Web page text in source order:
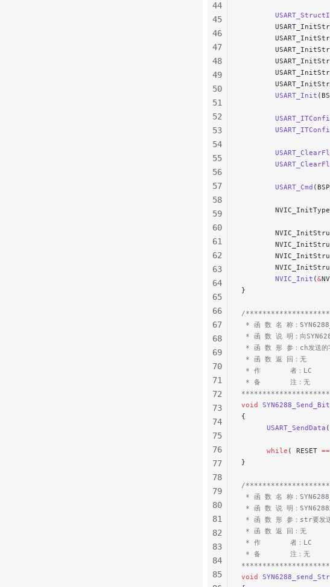
        USART_Init
        USART_Cmd
        NVIC_Init
(&
}
/
* 函 数 名 称：
* 函 数 说 明：向
* 函 数 形 参：ch发送的
* 函 数 返 回：无
* 作       者：LC
* 备       注：无
void
SYN6288_Send_Bit
{
      USART_SendData
      while
( RESET ==
}
/
* 函 数 名 称：
* 函 数 说 明：SYN6288
* 函 数 形 参：str要发送
* 函 数 返 回：无
* 作       者：LC
* 备       注：无
void
44
45
46
47
48
49
50
51
52
53
54
55
56
57
58
59
60
61
62
63
64
65
66
67
68
69
70
71
72
73
74
75
76
77
78
79
80
81
82
83
84
85